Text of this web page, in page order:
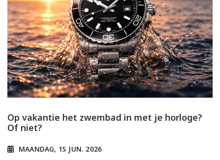
Op vakantie het zwembad in met je horloge?
Of niet?
MAANDAG, 15 JUN. 2026